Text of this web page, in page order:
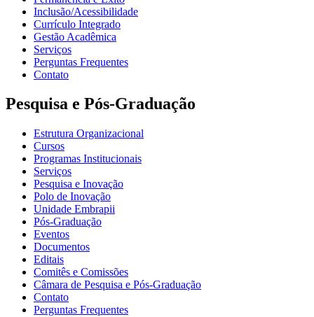
Inclusão/Acessibilidade
Currículo Integrado
Gestão Acadêmica
Serviços
Perguntas Frequentes
Contato
Pesquisa e Pós-Graduação
Estrutura Organizacional
Cursos
Programas Institucionais
Serviços
Pesquisa e Inovação
Polo de Inovação
Unidade Embrapii
Pós-Graduação
Eventos
Documentos
Editais
Comitês e Comissões
Câmara de Pesquisa e Pós-Graduação
Contato
Perguntas Frequentes